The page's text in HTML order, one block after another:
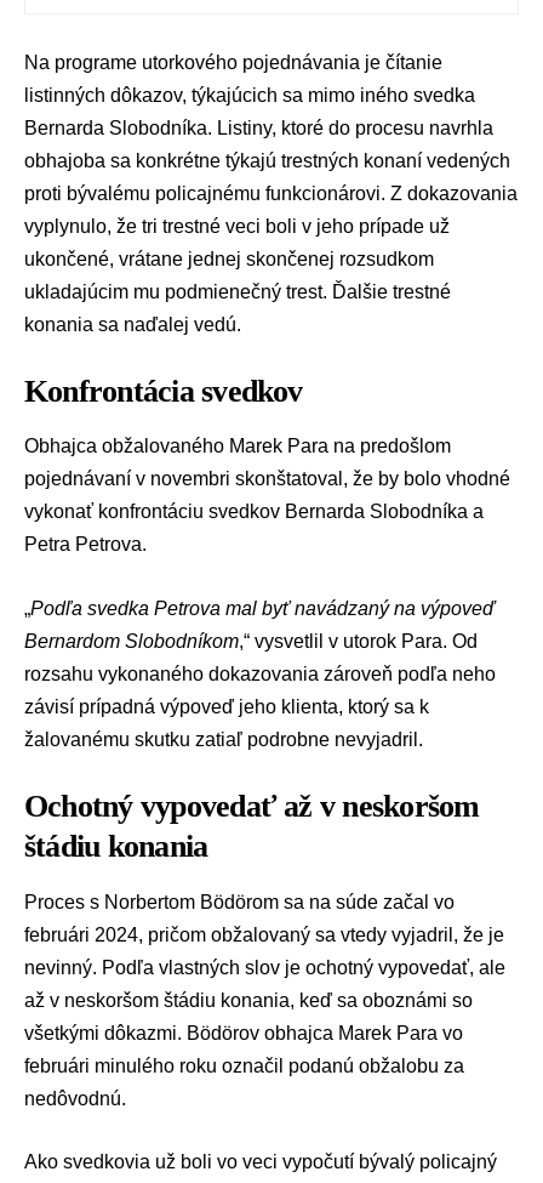
Na programe utorkového pojednávania je čítanie
listinných dôkazov, týkajúcich sa mimo iného svedka
Bernarda Slobodníka. Listiny, ktoré do procesu navrhla
obhajoba sa konkrétne týkajú trestných konaní vedených
proti bývalému policajnému funkcionárovi. Z dokazovania
vyplynulo, že tri trestné veci boli v jeho prípade už
ukončené, vrátane jednej skončenej rozsudkom
ukladajúcim mu podmienečný trest. Ďalšie trestné
konania sa naďalej vedú.
Konfrontácia svedkov
Obhajca obžalovaného Marek Para na predošlom
pojednávaní v novembri skonštatoval, že by bolo vhodné
vykonať konfrontáciu svedkov Bernarda Slobodníka a
Petra Petrova.
„Podľa svedka Petrova mal byť navádzaný na výpoveď
Bernardom Slobodníkom,“ vysvetlil v utorok Para. Od
rozsahu vykonaného dokazovania zároveň podľa neho
závisí prípadná výpoveď jeho klienta, ktorý sa k
žalovanému skutku zatiaľ podrobne nevyjadril.
Ochotný vypovedať až v neskoršom
štádiu konania
Proces s Norbertom Bödörom sa na súde začal vo
februári 2024, pričom obžalovaný sa vtedy vyjadril, že je
nevinný. Podľa vlastných slov je ochotný vypovedať, ale
až v neskoršom štádiu konania, keď sa oboznámi so
všetkými dôkazmi. Bödörov obhajca Marek Para vo
februári minulého roku označil podanú obžalobu za
nedôvodnú.
Ako svedkovia už boli vo veci vypočutí bývalý policajný